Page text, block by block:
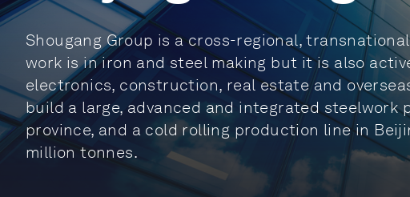
Shougang Group is a cross-regional,
work is in iron and steel making but it is also
electronics, construction, real estate and
build a large, advanced and integrated steelwork
province, and a cold rolling production line in
million tonnes.